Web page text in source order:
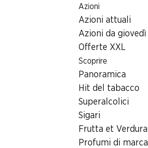
Azioni
Azioni attuali
Azioni da giovedì
Offerte XXL
Scoprire
Panoramica
Hit del tabacco
Superalcolici
Sigari
Frutta et Verdura
Profumi di marca
Ricerca di filiale
Filiale Denner Erlenstrasse 40, 2555
2555 Brügg BE,
Erlenstrasse 40, 2555 Brügg BE